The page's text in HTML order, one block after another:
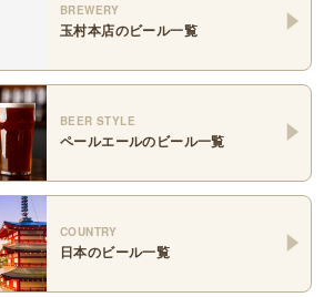
BREWERY
玉村本店のビール一覧
BEER STYLE
ペールエールのビール一覧
COUNTRY
日本のビール一覧